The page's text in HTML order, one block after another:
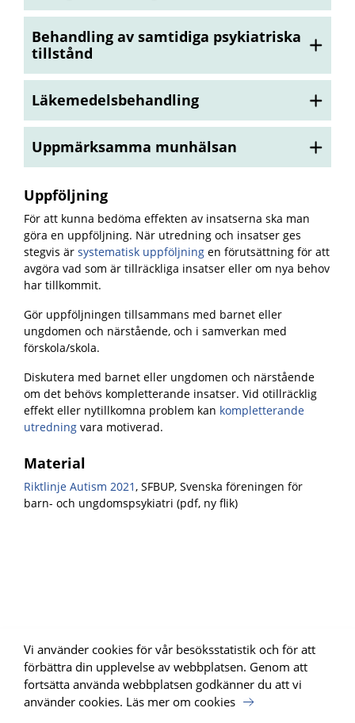
Behandling av samtidiga psykiatriska
tillstånd
Läkemedelsbehandling
Uppmärksamma munhälsan
Uppföljning
För att kunna bedöma effekten av insatserna ska man
göra en uppföljning. När utredning och insatser ges
stegvis är systematisk uppföljning en förutsättning för att
avgöra vad som är tillräckliga insatser eller om nya behov
har tillkommit.
Gör uppföljningen tillsammans med barnet eller
ungdomen och närstående, och i samverkan med
förskola/skola.
Diskutera med barnet eller ungdomen och närstående
om det behövs kompletterande insatser. Vid otillräcklig
effekt eller nytillkomna problem kan kompletterande
utredning vara motiverad.
Material
Riktlinje Autism 2021, SFBUP, Svenska föreningen för
barn- och ungdomspsykiatri (pdf, ny flik)
Vi använder cookies för vår besöksstatistik och för att
förbättra din upplevelse av webbplatsen. Genom att
fortsätta använda webbplatsen godkänner du att vi
använder cookies. Läs mer om cookies